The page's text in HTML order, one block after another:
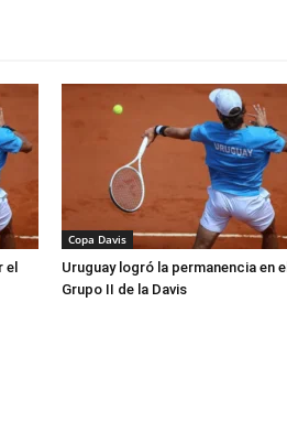
el
Copa Davis
Uruguay logró la permanencia en el
Grupo II de la Davis